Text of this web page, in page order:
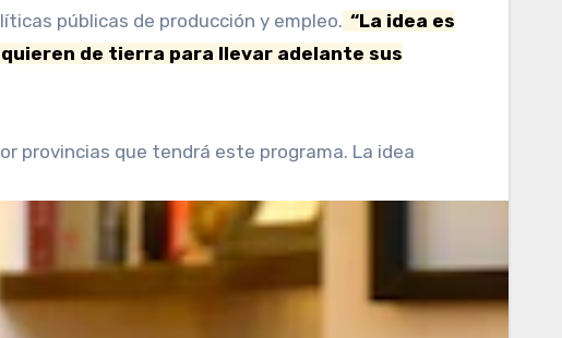
públicas de producción y empleo. “La idea es
de tierra para llevar adelante sus
provincias que tendrá este programa. La idea